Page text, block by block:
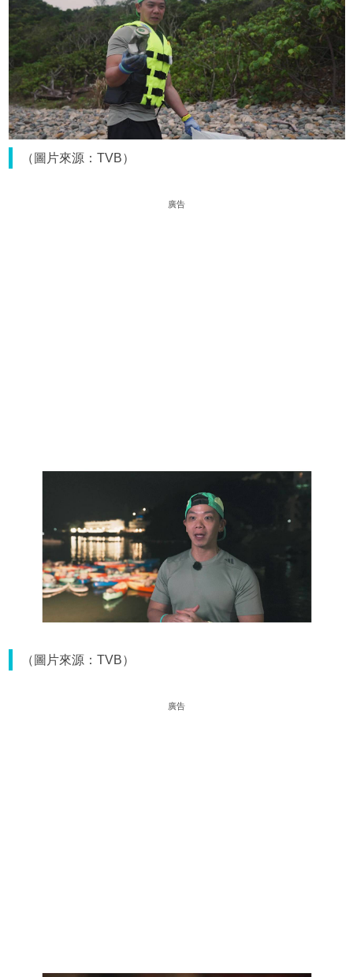
（圖片來源：TVB）
廣告
（圖片來源：TVB）
廣告